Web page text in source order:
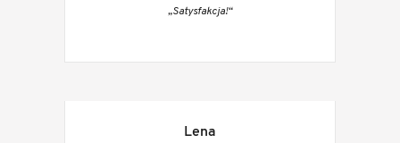
„Satysfakcja!“
Lena